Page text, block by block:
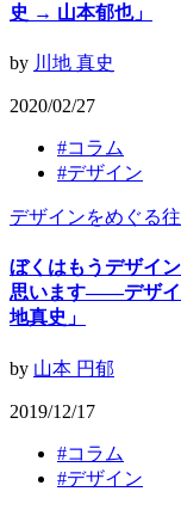
史 → 山本郁也」
by 川地 真史
2020/02/27
#コラム
#デザイン
デザインをめぐる
ぼくはもうデザイ
思います——デザイ
地真史」
by 山本 円郁
2019/12/17
#コラム
#デザイン